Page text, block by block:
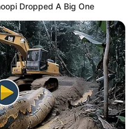
Dropped A Big One